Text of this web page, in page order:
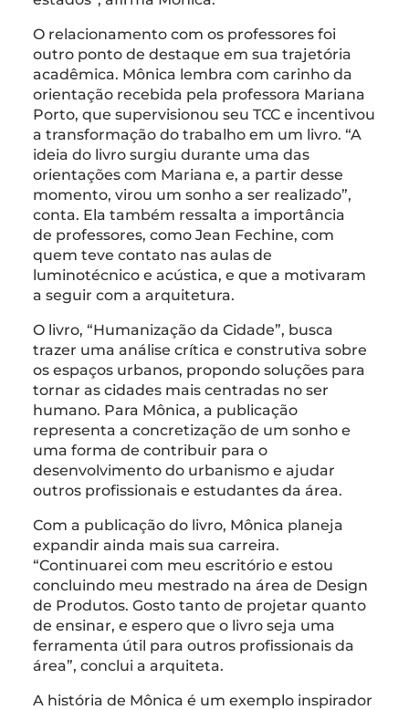
O relacionamento com os professores foi
outro ponto de destaque em sua trajetória
acadêmica. Mônica lembra com carinho da
orientação recebida pela professora Mariana
Porto, que supervisionou seu TCC e incentivou
a transformação do trabalho em um livro. “A
ideia do livro surgiu durante uma das
orientações com Mariana e, a partir desse
momento, virou um sonho a ser realizado”,
conta. Ela também ressalta a importância
de professores, como Jean Fechine, com
quem teve contato nas aulas de
luminotécnico e acústica, e que a motivaram
a seguir com a arquitetura.
O livro, “Humanização da Cidade”, busca
trazer uma análise crítica e construtiva sobre
os espaços urbanos, propondo soluções para
tornar as cidades mais centradas no ser
humano. Para Mônica, a publicação
representa a concretização de um sonho e
uma forma de contribuir para o
desenvolvimento do urbanismo e ajudar
outros profissionais e estudantes da área.
Com a publicação do livro, Mônica planeja
expandir ainda mais sua carreira.
“Continuarei com meu escritório e estou
concluindo meu mestrado na área de Design
de Produtos. Gosto tanto de projetar quanto
de ensinar, e espero que o livro seja uma
ferramenta útil para outros profissionais da
área”, conclui a arquiteta.
A história de Mônica é um exemplo inspirador